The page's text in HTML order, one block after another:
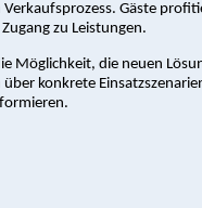
Gäste
zu Leistungen.
Möglichkeit, die neuen
konkrete